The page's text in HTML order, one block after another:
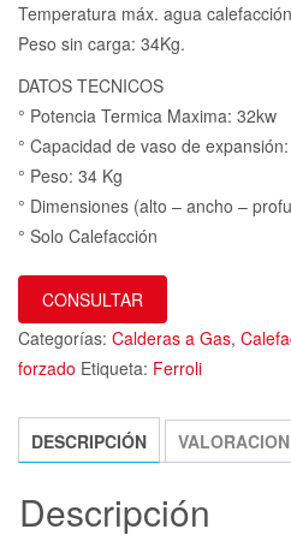
Temperatura máx. agua
Peso sin carga: 34Kg.
DATOS TECNICOS
° Potencia Termica Maxima: 32kw
° Capacidad de vaso de
° Peso: 34 Kg
° Dimensiones (alto – ancho –
° Solo Calefacción
CONSULTAR
Categorías: Calderas a Gas,
forzado Etiqueta: Ferroli
DESCRIPCIÓN
Descripción